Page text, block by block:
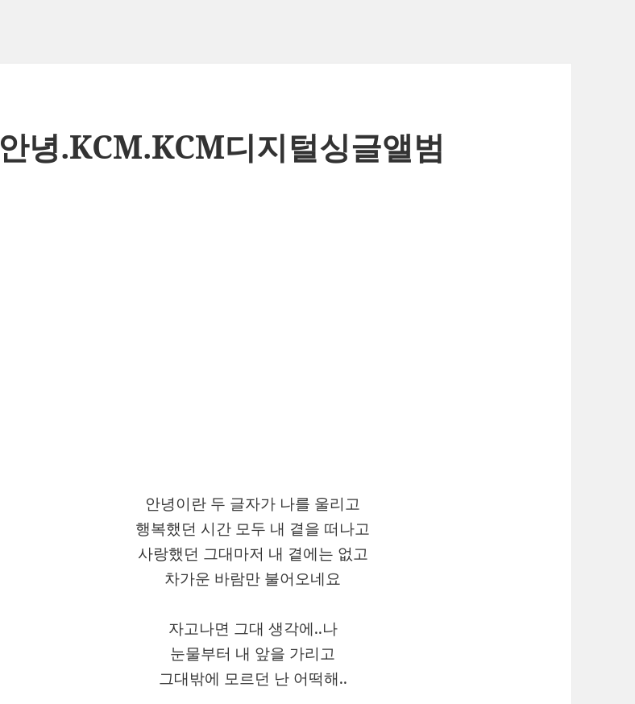
안녕.KCM.KCM디지털싱글앨범
안녕이란 두 글자가 나를 울리고
행복했던 시간 모두 내 곁을 떠나고
사랑했던 그대마저 내 곁에는 없고
차가운 바람만 불어오네요
자고나면 그대 생각에..나
눈물부터 내 앞을 가리고
그대밖에 모르던 난 어떡해..